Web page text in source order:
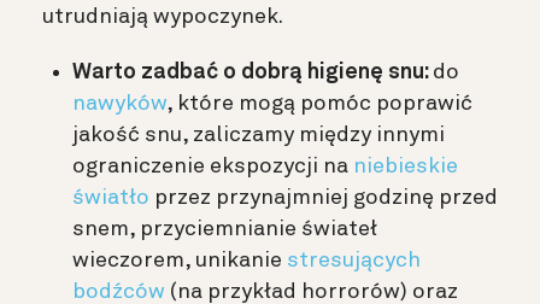
utrudniają wypoczynek.
Warto zadbać o dobrą higienę snu: do
nawyków, które mogą pomóc poprawić
jakość snu, zaliczamy między innymi
ograniczenie ekspozycji na niebieskie
światło przez przynajmniej godzinę przed
snem, przyciemnianie świateł
wieczorem, unikanie stresujących
bodźców (na przykład horrorów) oraz